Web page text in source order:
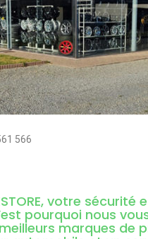
566
votre sécurité
pourquoi nous
marques de